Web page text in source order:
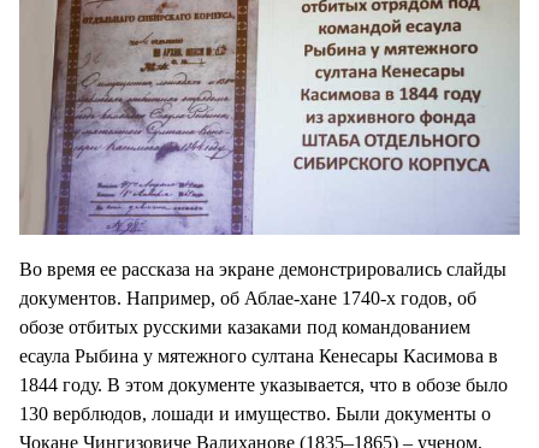
Во время ее рассказа на экране демонстрировались слайды
документов. Например, об Аблае-хане 1740-х годов, об
обозе отбитых русскими казаками под командованием
есаула Рыбина у мятежного султана Кенесары Касимова в
1844 году. В этом документе указывается, что в обозе было
130 верблюдов, лошади и имущество. Были документы о
Чокане Чингизовиче Валиханове (1835–1865) – ученом,